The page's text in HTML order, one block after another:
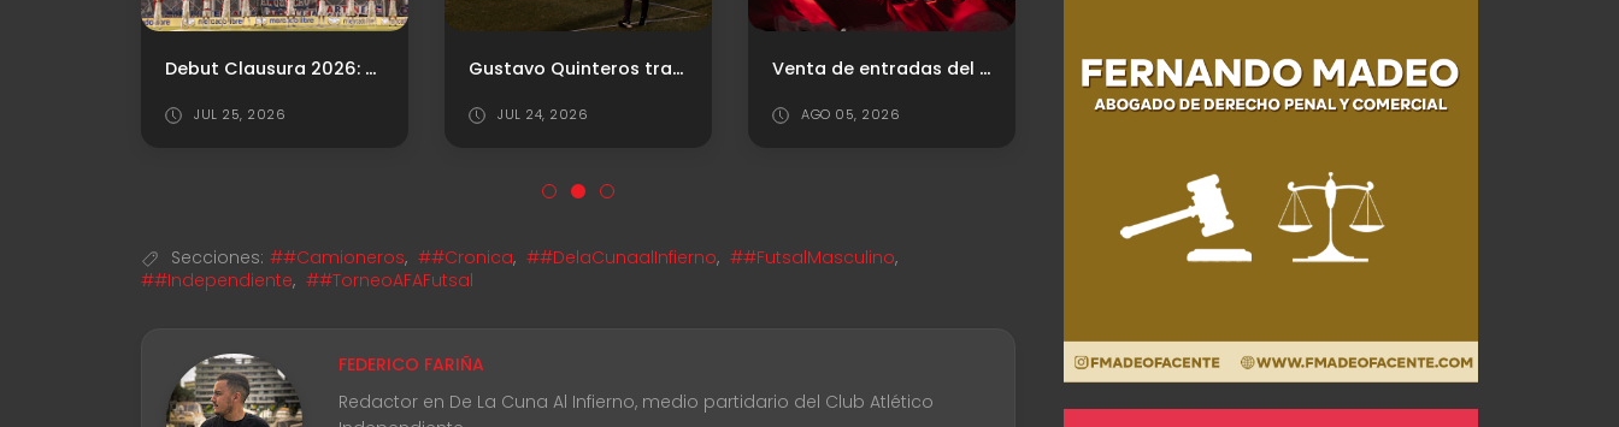
Debut Clausura 2026: Estos son los convocados para visitar a Estudiantes (LP)
JUL 25, 2026
Gustavo Quinteros trabaja en el equipo: ¿Cuál será el XI para el debut?
JUL 24, 2026
Venta de entradas del "Rojo" vs. Platense
AGO 05, 2026
Gustavo Quinteros: "No salió el partido que preparamos, no tuvimos elaboración"
AGO 03, 2026
Secciones: ##Camioneros, ##Cronica, ##DelaCunaalInfierno, ##FutsalMasculino,
##Independiente, ##TorneoAFAFutsal
FEDERICO FARIÑA
Redactor en De La Cuna Al Infierno, medio partidario del Club Atlético